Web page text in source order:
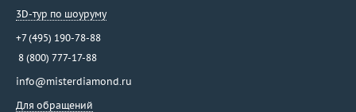
3D-тур по шоуруму
+7 (495) 190-78-88
8 (800) 777-17-88
info@misterdiamond.ru
Для обращений